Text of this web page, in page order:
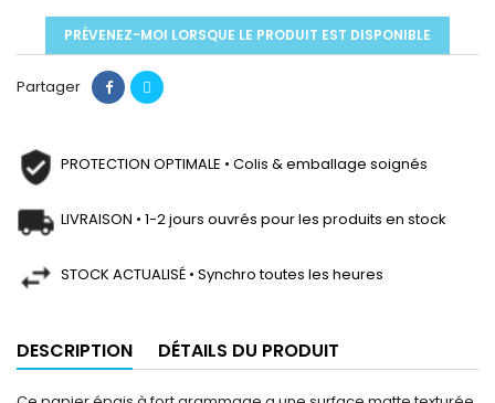
PRÉVENEZ-MOI LORSQUE LE PRODUIT EST DISPONIBLE
Partager
PROTECTION OPTIMALE • Colis & emballage soignés
LIVRAISON • 1-2 jours ouvrés pour les produits en stock
STOCK ACTUALISÉ • Synchro toutes les heures
DESCRIPTION DÉTAILS DU PRODUIT